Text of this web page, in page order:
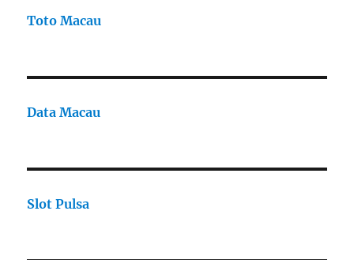
Toto Macau
Data Macau
Slot Pulsa